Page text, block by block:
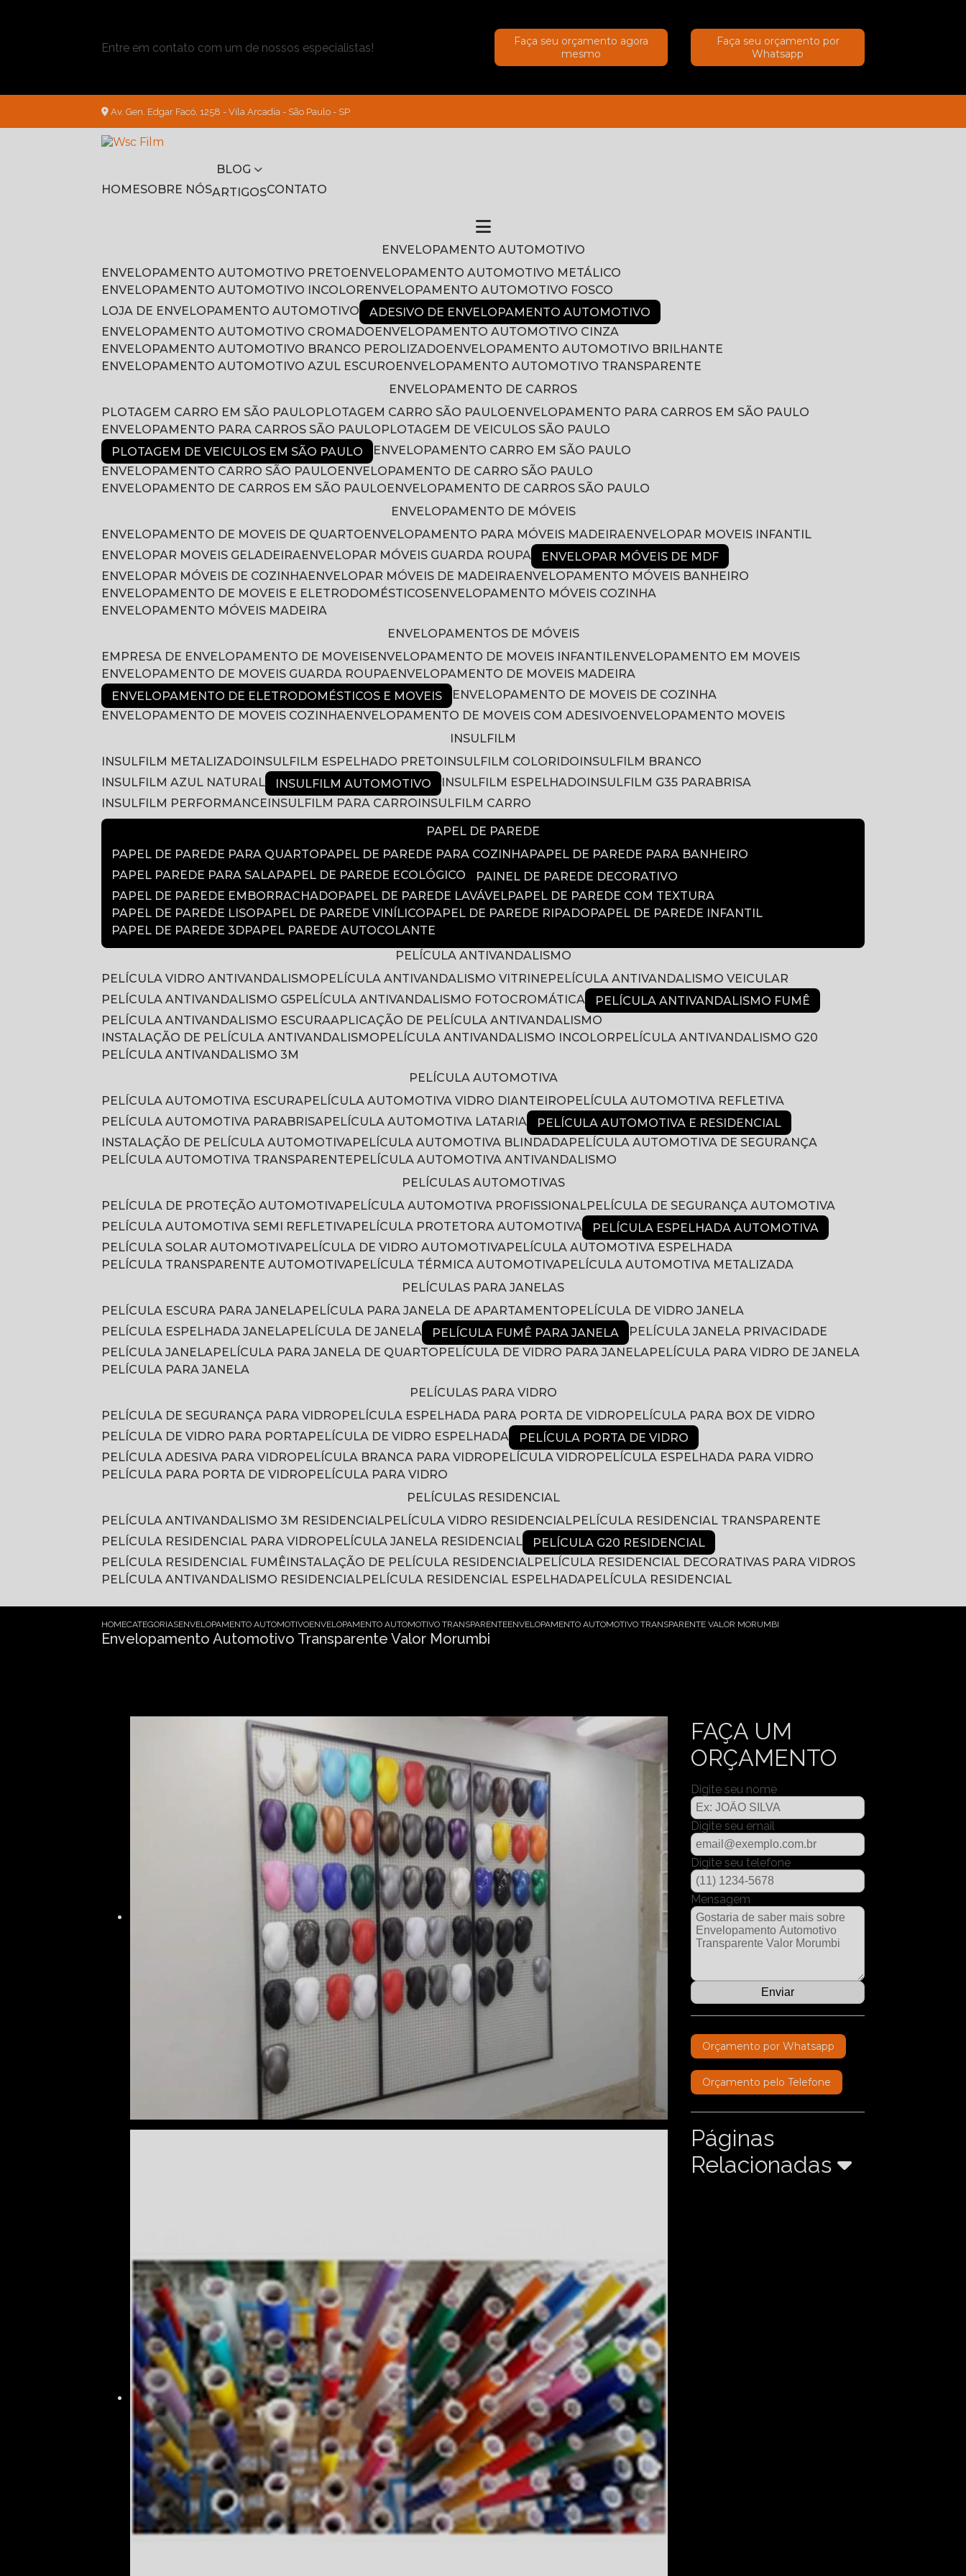
Entre em contato com um de nossos especialistas!
Faça seu orçamento agora
mesmo
Faça seu orçamento por
Whatsapp
Av. Gen. Edgar Facó, 1258 - Vila Arcadia - São Paulo - SP
HOME SOBRE NÓS
BLOG
ARTIGOS
CONTATO
ENVELOPAMENTO AUTOMOTIVO
ENVELOPAMENTO AUTOMOTIVO PRETO
ENVELOPAMENTO AUTOMOTIVO METÁLICO
ENVELOPAMENTO AUTOMOTIVO INCOLOR
ENVELOPAMENTO AUTOMOTIVO FOSCO
LOJA DE ENVELOPAMENTO AUTOMOTIVO
ADESIVO DE ENVELOPAMENTO AUTOMOTIVO
ENVELOPAMENTO AUTOMOTIVO CROMADO
ENVELOPAMENTO AUTOMOTIVO CINZA
ENVELOPAMENTO AUTOMOTIVO BRANCO PEROLIZADO
ENVELOPAMENTO AUTOMOTIVO BRILHANTE
ENVELOPAMENTO AUTOMOTIVO AZUL ESCURO
ENVELOPAMENTO AUTOMOTIVO TRANSPARENTE
ENVELOPAMENTO DE CARROS
PLOTAGEM CARRO EM SÃO PAULO
PLOTAGEM CARRO SÃO PAULO
ENVELOPAMENTO PARA CARROS EM SÃO PAULO
ENVELOPAMENTO PARA CARROS SÃO PAULO
PLOTAGEM DE VEICULOS SÃO PAULO
PLOTAGEM DE VEICULOS EM SÃO PAULO
ENVELOPAMENTO CARRO EM SÃO PAULO
ENVELOPAMENTO CARRO SÃO PAULO
ENVELOPAMENTO DE CARRO SÃO PAULO
ENVELOPAMENTO DE CARROS EM SÃO PAULO
ENVELOPAMENTO DE CARROS SÃO PAULO
ENVELOPAMENTO DE MÓVEIS
ENVELOPAMENTO DE MOVEIS DE QUARTO
ENVELOPAMENTO PARA MÓVEIS MADEIRA
ENVELOPAR MOVEIS INFANTIL
ENVELOPAR MOVEIS GELADEIRA
ENVELOPAR MÓVEIS GUARDA ROUPA
ENVELOPAR MÓVEIS DE MDF
ENVELOPAR MÓVEIS DE COZINHA
ENVELOPAR MÓVEIS DE MADEIRA
ENVELOPAMENTO MÓVEIS BANHEIRO
ENVELOPAMENTO DE MOVEIS E ELETRODOMÉSTICOS
ENVELOPAMENTO MÓVEIS COZINHA
ENVELOPAMENTO MÓVEIS MADEIRA
ENVELOPAMENTOS DE MÓVEIS
EMPRESA DE ENVELOPAMENTO DE MOVEIS
ENVELOPAMENTO DE MOVEIS INFANTIL
ENVELOPAMENTO EM MOVEIS
ENVELOPAMENTO DE MOVEIS GUARDA ROUPA
ENVELOPAMENTO DE MOVEIS MADEIRA
ENVELOPAMENTO DE ELETRODOMÉSTICOS E MOVEIS
ENVELOPAMENTO DE MOVEIS DE COZINHA
ENVELOPAMENTO DE MOVEIS COZINHA
ENVELOPAMENTO DE MOVEIS COM ADESIVO
ENVELOPAMENTO MOVEIS
INSULFILM
INSULFILM METALIZADO INSULFILM ESPELHADO PRETO INSULFILM COLORIDO INSULFILM BRANCO
INSULFILM AZUL NATURAL
INSULFILM AUTOMOTIVO INSULFILM ESPELHADO INSULFILM G35 PARABRISA
INSULFILM PERFORMANCE INSULFILM PARA CARRO INSULFILM CARRO
PAPEL DE PAREDE
PAPEL DE PAREDE PARA QUARTO
PAPEL DE PAREDE PARA COZINHA PAPEL DE PAREDE PARA BANHEIRO
PAPEL PAREDE PARA SALA PAPEL DE PAREDE ECOLÓGICO
PAINEL DE PAREDE DECORATIVO
PAPEL DE PAREDE EMBORRACHADO
PAPEL DE PAREDE LAVÁVEL PAPEL DE PAREDE COM TEXTURA
PAPEL DE PAREDE LISO
PAPEL DE PAREDE VINÍLICO PAPEL DE PAREDE RIPADO
PAPEL DE PAREDE INFANTIL
PAPEL DE PAREDE 3D PAPEL PAREDE AUTOCOLANTE
PELÍCULA ANTIVANDALISMO
PELÍCULA VIDRO ANTIVANDALISMO
PELÍCULA ANTIVANDALISMO VITRINE
PELÍCULA ANTIVANDALISMO VEICULAR
PELÍCULA ANTIVANDALISMO G5
PELÍCULA ANTIVANDALISMO FOTOCROMÁTICA
PELÍCULA ANTIVANDALISMO FUMÊ
PELÍCULA ANTIVANDALISMO ESCURA
APLICAÇÃO DE PELÍCULA ANTIVANDALISMO
INSTALAÇÃO DE PELÍCULA ANTIVANDALISMO
PELÍCULA ANTIVANDALISMO INCOLOR
PELÍCULA ANTIVANDALISMO G20
PELÍCULA ANTIVANDALISMO 3M
PELÍCULA AUTOMOTIVA
PELÍCULA AUTOMOTIVA ESCURA
PELÍCULA AUTOMOTIVA VIDRO DIANTEIRO
PELÍCULA AUTOMOTIVA REFLETIVA
PELÍCULA AUTOMOTIVA PARABRISA
PELÍCULA AUTOMOTIVA LATARIA
PELÍCULA AUTOMOTIVA E RESIDENCIAL
INSTALAÇÃO DE PELÍCULA AUTOMOTIVA
PELÍCULA AUTOMOTIVA BLINDADA
PELÍCULA AUTOMOTIVA DE SEGURANÇA
PELÍCULA AUTOMOTIVA TRANSPARENTE
PELÍCULA AUTOMOTIVA ANTIVANDALISMO
PELÍCULAS AUTOMOTIVAS
PELÍCULA DE PROTEÇÃO AUTOMOTIVA
PELÍCULA AUTOMOTIVA PROFISSIONAL
PELÍCULA DE SEGURANÇA AUTOMOTIVA
PELÍCULA AUTOMOTIVA SEMI REFLETIVA
PELÍCULA PROTETORA AUTOMOTIVA
PELÍCULA ESPELHADA AUTOMOTIVA
PELÍCULA SOLAR AUTOMOTIVA
PELÍCULA DE VIDRO AUTOMOTIVA
PELÍCULA AUTOMOTIVA ESPELHADA
PELÍCULA TRANSPARENTE AUTOMOTIVA
PELÍCULA TÉRMICA AUTOMOTIVA
PELÍCULA AUTOMOTIVA METALIZADA
PELÍCULAS PARA JANELAS
PELÍCULA ESCURA PARA JANELA
PELÍCULA PARA JANELA DE APARTAMENTO
PELÍCULA DE VIDRO JANELA
PELÍCULA ESPELHADA JANELA
PELÍCULA DE JANELA PELÍCULA FUMÊ PARA JANELA
PELÍCULA JANELA PRIVACIDADE
PELÍCULA JANELA
PELÍCULA PARA JANELA DE QUARTO PELÍCULA DE VIDRO PARA JANELA
PELÍCULA PARA VIDRO DE JANELA
PELÍCULA PARA JANELA
PELÍCULAS PARA VIDRO
PELÍCULA DE SEGURANÇA PARA VIDRO
PELÍCULA ESPELHADA PARA PORTA DE VIDRO
PELÍCULA PARA BOX DE VIDRO
PELÍCULA DE VIDRO PARA PORTA
PELÍCULA DE VIDRO ESPELHADA
PELÍCULA PORTA DE VIDRO
PELÍCULA ADESIVA PARA VIDRO
PELÍCULA BRANCA PARA VIDRO PELÍCULA VIDRO
PELÍCULA ESPELHADA PARA VIDRO
PELÍCULA PARA PORTA DE VIDRO
PELÍCULA PARA VIDRO
PELÍCULAS RESIDENCIAL
PELÍCULA ANTIVANDALISMO 3M RESIDENCIAL
PELÍCULA VIDRO RESIDENCIAL
PELÍCULA RESIDENCIAL TRANSPARENTE
PELÍCULA RESIDENCIAL PARA VIDRO
PELÍCULA JANELA RESIDENCIAL
PELÍCULA G20 RESIDENCIAL
PELÍCULA RESIDENCIAL FUMÊ INSTALAÇÃO DE PELÍCULA RESIDENCIAL
PELÍCULA RESIDENCIAL DECORATIVAS PARA VIDROS
PELÍCULA ANTIVANDALISMO RESIDENCIAL
PELÍCULA RESIDENCIAL ESPELHADA PELÍCULA RESIDENCIAL
HOMECATEGORIASENVELOPAMENTO AUTOMOTIVOENVELOPAMENTO AUTOMOTIVO TRANSPARENTEENVELOPAMENTO AUTOMOTIVO TRANSPARENTE VALOR MORUMBI
Envelopamento Automotivo Transparente Valor Morumbi
FAÇA UM
ORÇAMENTO
Digite seu nome
Digite seu email
Digite seu telefone
Mensagem
Orçamento por Whatsapp
Orçamento pelo Telefone
Páginas
Relacionadas